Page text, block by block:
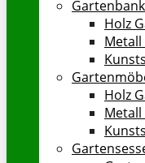
Gartenbank
Holz
Holz